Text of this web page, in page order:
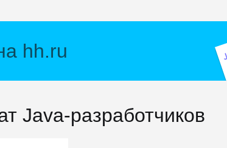
hh.ru
Java-разработчиков